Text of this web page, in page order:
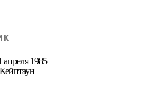
апреля 1985
Кейптаун